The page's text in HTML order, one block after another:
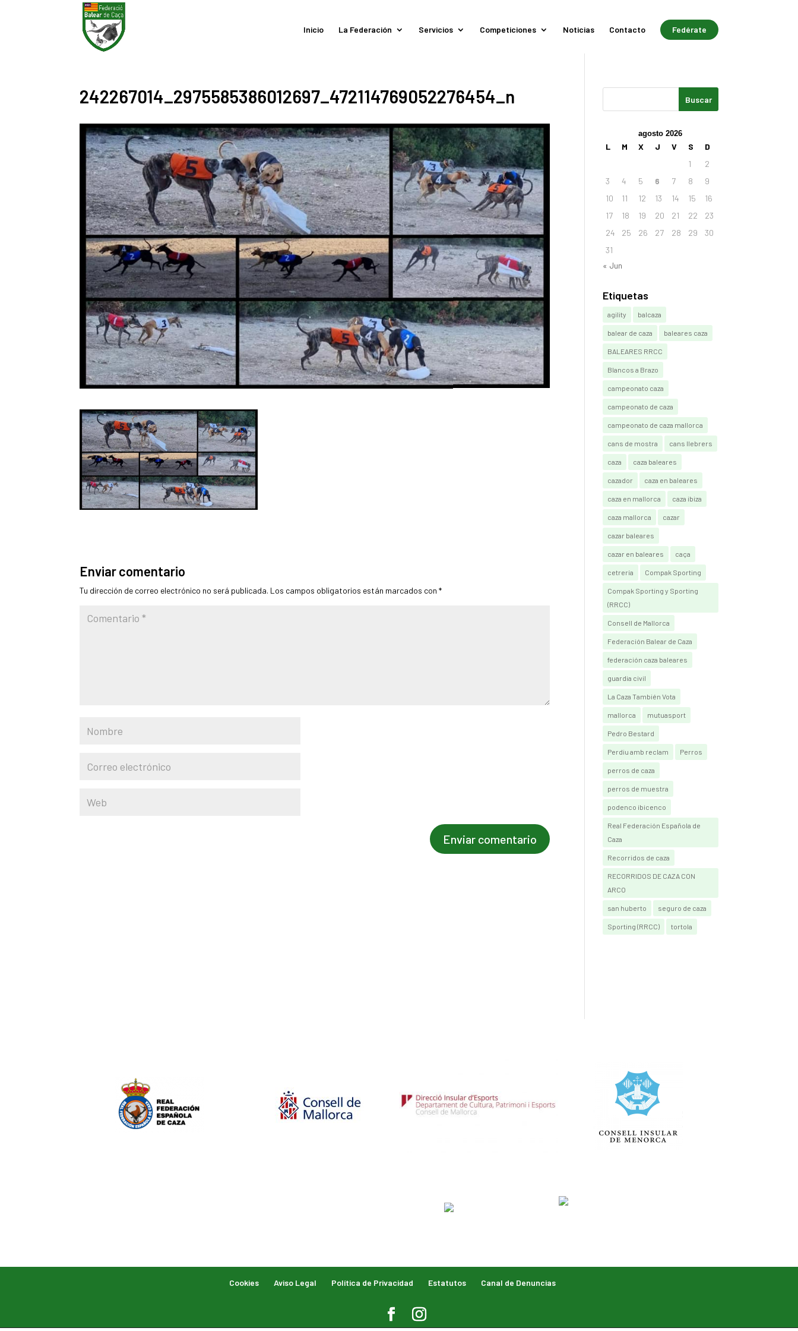
Inicio La Federación Servicios Competiciones Noticias Contacto Fedérate
242267014_2975585386012697_472114769052276454_n
Enviar comentario
Tu dirección de correo electrónico no será publicada. Los campos obligatorios están marcados con*
agosto 2026
L M X J V S
D
1
2
3
4 5 6 7 8
9
10
11 12 13 14 15
16
17
18 19 20 21 22
23
24
25 26 27 28 29
30
31
« Jun
Etiquetas
agility balcaza
balear de caza baleares caza
BALEARES RRCC
Blancos a Brazo
campeonato caza
campeonato de caza
campeonato de caza mallorca
cans de mostra cans llebrers
caza caza baleares
cazador caza en baleares
caza en mallorca caza ibiza
caza mallorca cazar
cazar baleares
cazar en baleares caça
cetrería Compak Sporting
Compak Sporting y Sporting
(RRCC)
Consell de Mallorca
Federación Balear de Caza
federación caza baleares
guardia civil
La Caza También Vota
mallorca mutuasport
Pedro Bestard
Perdiu amb reclam Perros
perros de caza
perros de muestra
podenco ibicenco
Real Federación Española de
Caza
Recorridos de caza
RECORRIDOS DE CAZA CON
ARCO
san huberto seguro de caza
Sporting (RRCC) tortola
Cookies Aviso Legal Política de Privacidad Estatutos Canal de Denuncias